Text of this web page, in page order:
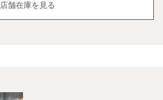
店舗在庫を見る